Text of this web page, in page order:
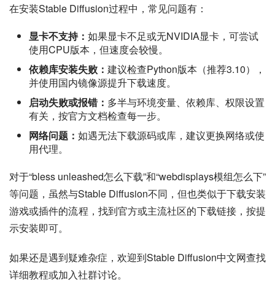
在安装Stable Diffusion过程中，常见问题有：
显卡不支持： 如果显卡不足或无NVIDIA显卡，可尝试
使用CPU版本，但速度会较慢。
依赖库安装失败： 建议检查Python版本（推荐3.10），
并使用国内镜像源提升下载速度。
启动失败或报错： 多半与环境变量、依赖库、权限设置
有关，按官方文档检查每一步。
网络问题： 如遇无法下载源码或库，建议更换网络或使
用代理。
对于“bless unleashed怎么下载”和“webdisplays模组怎么下”
等问题，虽然与Stable Diffusion不同，但也类似于下载安装
游戏或插件的流程，找到官方或主流社区的下载链接，按提
示安装即可。
如果还是遇到疑难杂症，欢迎到Stable Diffusion中文网查找
详细教程或加入社群讨论。